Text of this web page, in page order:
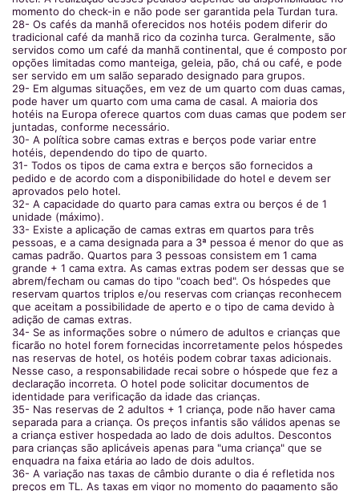
momento do check-in e não pode ser garantida pela Turdan tura.
28- Os cafés da manhã oferecidos nos hotéis podem diferir do
tradicional café da manhã rico da cozinha turca. Geralmente, são
servidos como um café da manhã continental, que é composto por
opções limitadas como manteiga, geleia, pão, chá ou café, e pode
ser servido em um salão separado designado para grupos.
29- Em algumas situações, em vez de um quarto com duas camas,
pode haver um quarto com uma cama de casal. A maioria dos
hotéis na Europa oferece quartos com duas camas que podem ser
juntadas, conforme necessário.
30- A política sobre camas extras e berços pode variar entre
hotéis, dependendo do tipo de quarto.
31- Todos os tipos de cama extra e berços são fornecidos a
pedido e de acordo com a disponibilidade do hotel e devem ser
aprovados pelo hotel.
32- A capacidade do quarto para camas extra ou berços é de 1
unidade (máximo).
33- Existe a aplicação de camas extras em quartos para três
pessoas, e a cama designada para a 3ª pessoa é menor do que as
camas padrão. Quartos para 3 pessoas consistem em 1 cama
grande + 1 cama extra. As camas extras podem ser dessas que se
abrem/fecham ou camas do tipo "coach bed". Os hóspedes que
reservam quartos triplos e/ou reservas com crianças reconhecem
que aceitam a possibilidade de aperto e o tipo de cama devido à
adição de camas extras.
34- Se as informações sobre o número de adultos e crianças que
ficarão no hotel forem fornecidas incorretamente pelos hóspedes
nas reservas de hotel, os hotéis podem cobrar taxas adicionais.
Nesse caso, a responsabilidade recai sobre o hóspede que fez a
declaração incorreta. O hotel pode solicitar documentos de
identidade para verificação da idade das crianças.
35- Nas reservas de 2 adultos + 1 criança, pode não haver cama
separada para a criança. Os preços infantis são válidos apenas se
a criança estiver hospedada ao lado de dois adultos. Descontos
para crianças são aplicáveis apenas para "uma criança" que se
enquadra na faixa etária ao lado de dois adultos.
36- A variação nas taxas de câmbio durante o dia é refletida nos
preços em TL. As taxas em vigor no momento do pagamento são